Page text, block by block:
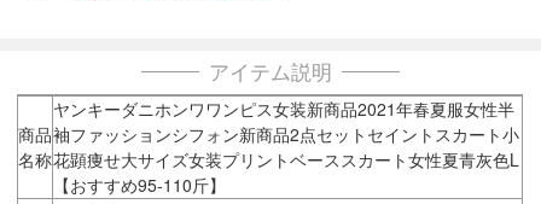
アイテム説明
商品
名称
ヤンキーダニホンワワンピス女装新商品2021年春夏服女性半
袖ファッションシフォン新商品2点セットセイントスカート小
花顕痩せ大サイズ女装プリントベーススカート女性夏青灰色L
【おすすめ95-110斤】